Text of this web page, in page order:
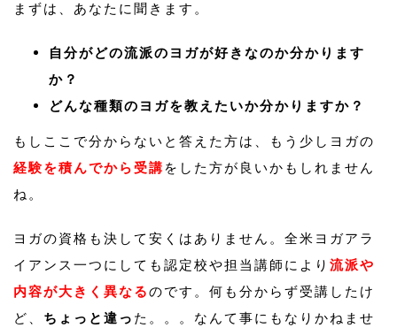
まずは、あなたに聞きます。
自分がどの流派のヨガが好きなのか分かります
か？
どんな種類のヨガを教えたいか分かりますか？
もしここで分からないと答えた方は、もう少しヨガの
経験を積んでから受講 をした方が良いかもしれません
ね。
ヨガの資格も決して安くはありません。全米ヨガアラ
イアンス一つにしても認定校や担当講師により 流派や
内容が大きく異なるのです。何も分からず受講したけ
ど、 ちょっと違っ た。。。なんて事にもなりかねませ